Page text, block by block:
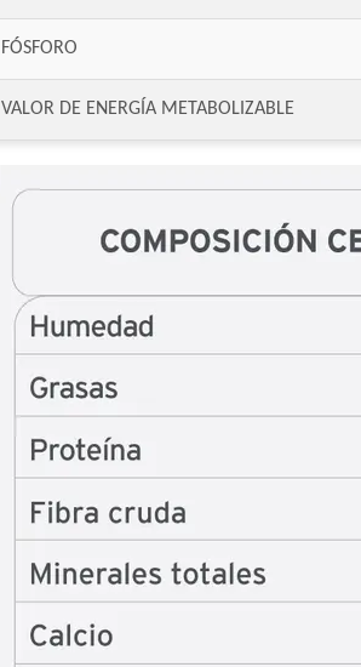
FÓSFORO
VALOR DE ENERGÍA METABOLIZABLE